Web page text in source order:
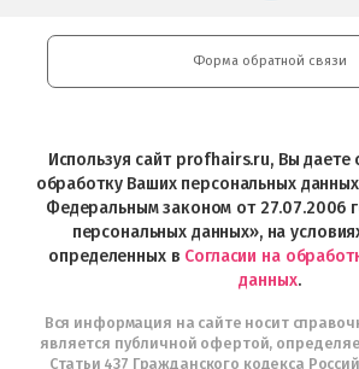
Play
и
Интернет-
Telegram
Форма обратной связи
Используя сайт profhairs.ru, Вы даете
обработку Ваших персональных
Федеральным законом от 27.07.2006
персональных данных», на
определенных в Согласии на
данных.
Вся информация на сайте носит
является публичной офертой,
Статьи 437 Гражданского кодекса